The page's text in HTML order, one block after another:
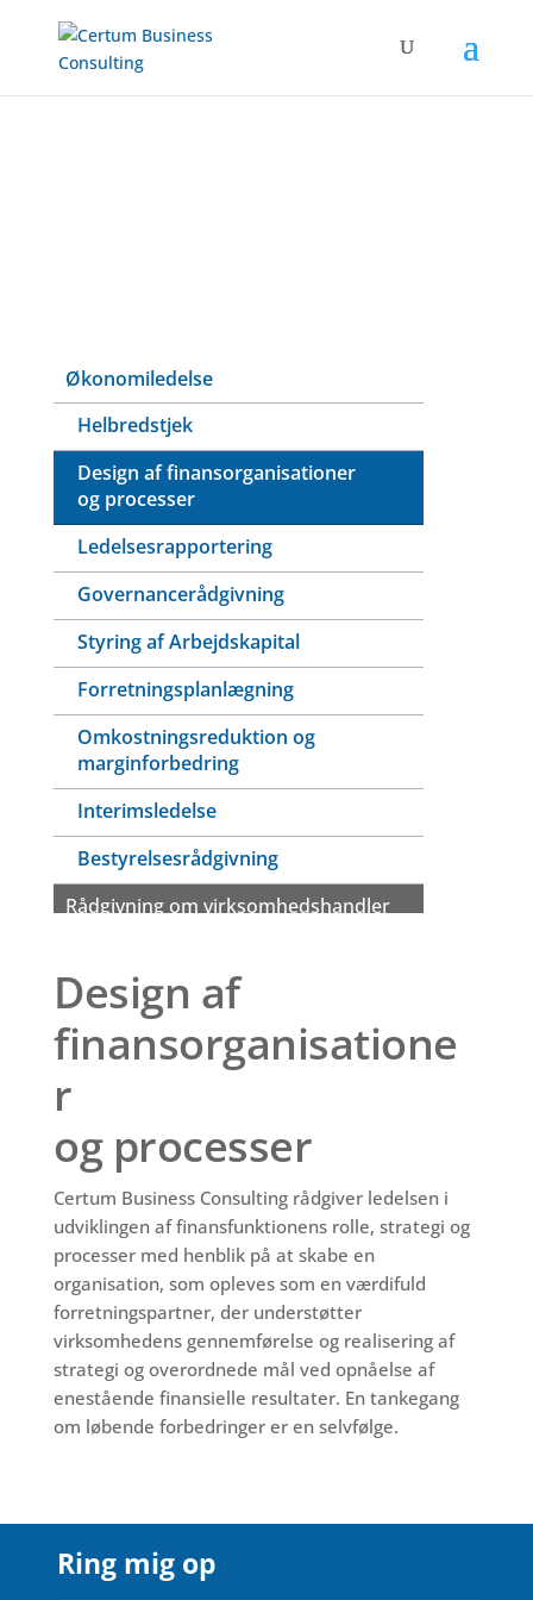
Økonomiledelse
Helbredstjek
Design af finansorganisationer
og processer
Ledelsesrapportering
Governancerådgivning
Styring af Arbejdskapital
Forretningsplanlægning
Omkostningsreduktion og
marginforbedring
Interimsledelse
Bestyrelsesrådgivning
Rådgivning om virksomhedshandler
Design af
finansorganisatione
r
og processer
Certum Business Consulting rådgiver ledelsen i
udviklingen af finansfunktionens rolle, strategi og
processer med henblik på at skabe en
organisation, som opleves som en værdifuld
forretningspartner, der understøtter
virksomhedens gennemførelse og realisering af
strategi og overordnede mål ved opnåelse af
enestående finansielle resultater. En tankegang
om løbende forbedringer er en selvfølge.
Ring mig op